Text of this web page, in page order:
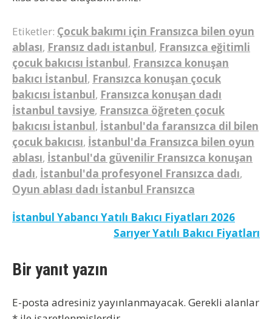
Etiketler: Çocuk bakımı için Fransızca bilen oyun
ablası, Fransız dadı istanbul, Fransızca eğitimli
çocuk bakıcısı İstanbul, Fransızca konuşan
bakıcı İstanbul, Fransızca konuşan çocuk
bakıcısı İstanbul, Fransızca konuşan dadı
İstanbul tavsiye, Fransızca öğreten çocuk
bakıcısı İstanbul, İstanbul'da faransızca dil bilen
çocuk bakıcısı, İstanbul'da Fransızca bilen oyun
ablası, İstanbul'da güvenilir Fransızca konuşan
dadı, İstanbul'da profesyonel Fransızca dadı,
Oyun ablası dadı İstanbul Fransızca
Yazı
İstanbul Yabancı Yatılı Bakıcı Fiyatları 2026
Sarıyer Yatılı Bakıcı Fiyatları
Bir yanıt yazın
E-posta adresiniz yayınlanmayacak. Gerekli alanlar